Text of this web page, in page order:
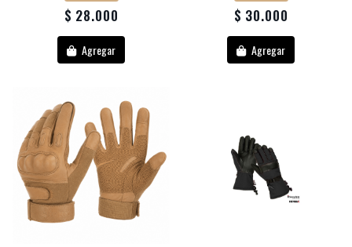
$ 28.000
Agregar
$ 30.000
Agregar